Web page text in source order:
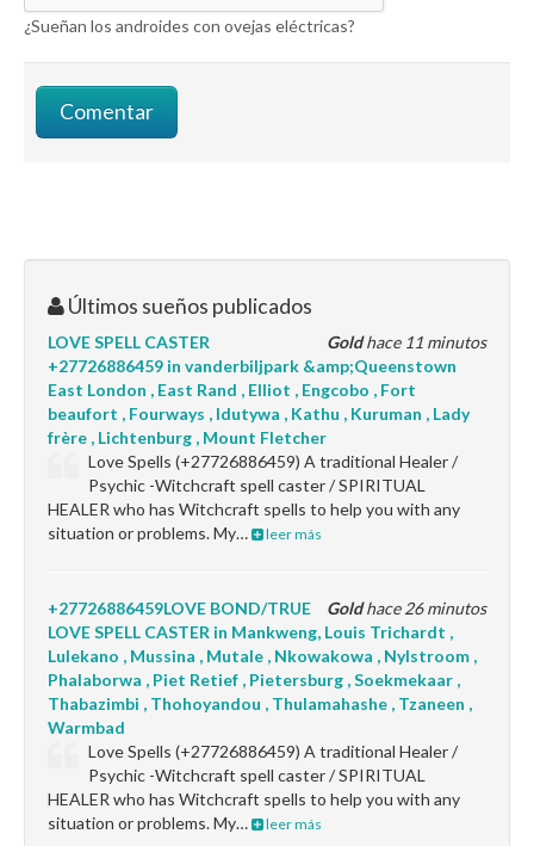
¿Sueñan los androides con ovejas eléctricas?
Últimos sueños publicados
Goldhace 11 minutos
LOVE SPELL CASTER
+27726886459 in vanderbiljpark &amp;Queenstown
East London , East Rand , Elliot , Engcobo , Fort
beaufort , Fourways , Idutywa , Kathu , Kuruman , Lady
frère , Lichtenburg , Mount Fletcher
Love Spells (+27726886459) A traditional Healer /
Psychic -Witchcraft spell caster / SPIRITUAL
HEALER who has Witchcraft spells to help you with any
situation or problems. My…
leer más
Goldhace 26 minutos
+27726886459LOVE BOND/TRUE
LOVE SPELL CASTER in Mankweng, Louis Trichardt ,
Lulekano , Mussina , Mutale , Nkowakowa , Nylstroom ,
Phalaborwa , Piet Retief , Pietersburg , Soekmekaar ,
Thabazimbi , Thohoyandou , Thulamahashe , Tzaneen ,
Warmbad
Love Spells (+27726886459) A traditional Healer /
Psychic -Witchcraft spell caster / SPIRITUAL
HEALER who has Witchcraft spells to help you with any
situation or problems. My…
leer más